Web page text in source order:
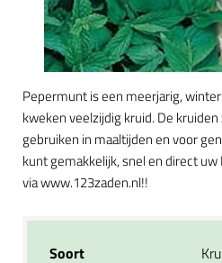
Pepermunt is een meerjarig,
kweken veelzijdig kruid. De
gebruiken in maaltijden en voor
kunt gemakkelijk, snel en direct
via www.123zaden.nl!!
Soort